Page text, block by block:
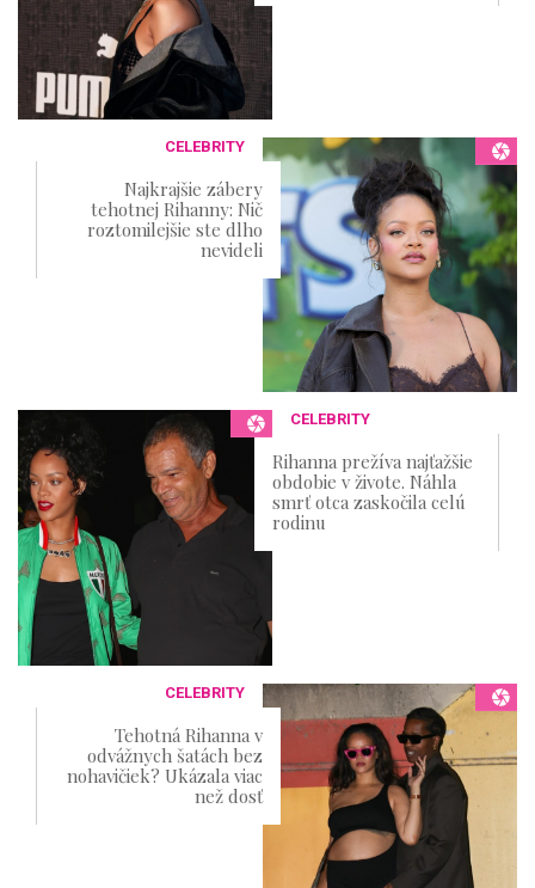
CELEBRITY
Najkrajšie zábery
tehotnej Rihanny: Nič
roztomilejšie ste dlho
nevideli
CELEBRITY
Rihanna prežíva najťažšie
obdobie v živote. Náhla
smrť otca zaskočila celú
rodinu
CELEBRITY
Tehotná Rihanna v
odvážnych šatách bez
nohavičiek? Ukázala viac
než dosť